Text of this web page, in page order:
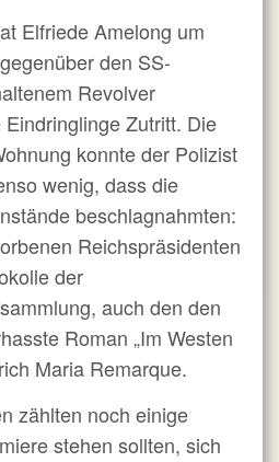
Elfriede Amelong um
den SS-
Revolver
Zutritt. Die
konnte der Polizist
wenig, dass die
beschlagnahmten:
Reichspräsidenten
der
auch den den
Roman „Im Westen
Maria Remarque.
zählten noch einige
stehen sollten, sich